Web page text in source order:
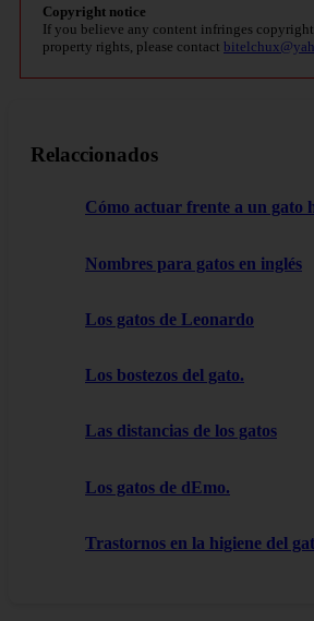
Copyright notice
If you believe any content infringes
property rights, please contact
Relaccionados
Cómo actuar frente a un gato
Nombres para gatos en inglés
Los gatos de Leonardo
Los bostezos del gato.
Las distancias de los gatos
Los gatos de dEmo.
Trastornos en la higiene del